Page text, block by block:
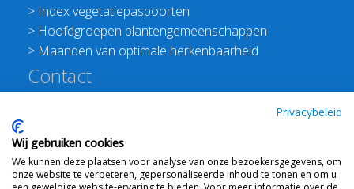
> Index vegetatiepaspoorten
> Hoofdgroepen plantengemeenschappen
> Maanden van optimale herkenbaarheid
Contact
E:info@floravannederland.nl
Plein 1992 70F 6221JP Maastricht
Privacybeleid
Wij gebruiken cookies
We kunnen deze plaatsen voor analyse van onze bezoekersgegevens, om
onze website te verbeteren, gepersonaliseerde inhoud te tonen en om u